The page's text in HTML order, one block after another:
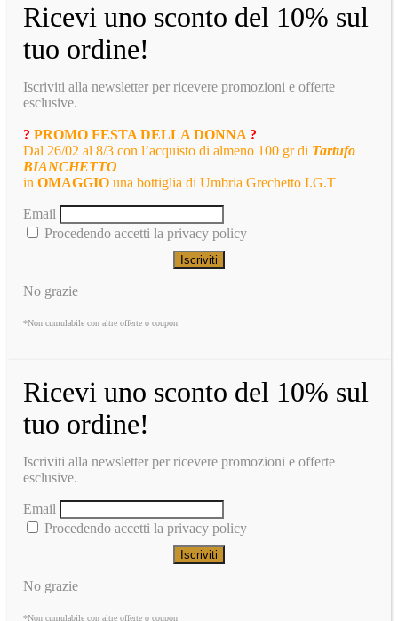
Ricevi uno sconto del 10% sul
tuo ordine!
Iscriviti alla newsletter per ricevere promozioni e offerte
esclusive.
? PROMO FESTA DELLA DONNA ?
Dal 26/02 al 8/3 con l’acquisto di almeno 100 gr di Tartufo
BIANCHETTO
in OMAGGIO una bottiglia di Umbria Grechetto I.G.T
Email
Procedendo accetti la privacy policy
No grazie
*Non cumulabile con altre offerte o coupon
Ricevi uno sconto del 10% sul
tuo ordine!
Iscriviti alla newsletter per ricevere promozioni e offerte
esclusive.
Email
Procedendo accetti la privacy policy
No grazie
*Non cumulabile con altre offerte o coupon